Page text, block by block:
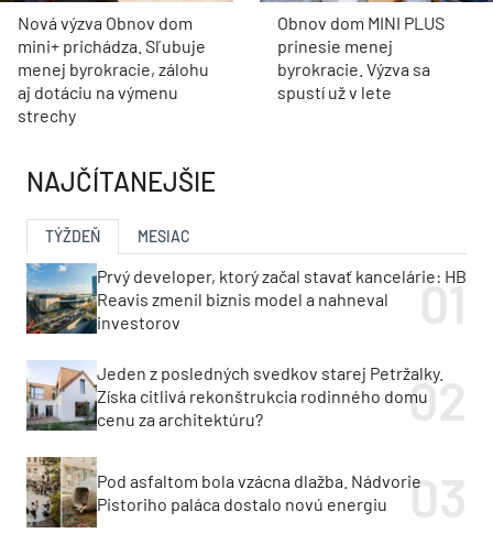
Nová výzva Obnov dom
mini+ prichádza. Sľubuje
menej byrokracie, zálohu
aj dotáciu na výmenu
strechy
Obnov dom MINI PLUS
prinesie menej
byrokracie. Výzva sa
spustí už v lete
NAJČÍTANEJŠIE
TÝŽDEŇ MESIAC
Prvý developer, ktorý začal stavať kancelárie: HB
Reavis zmenil biznis model a nahneval
investorov
Jeden z posledných svedkov starej Petržalky.
Získa citlivá rekonštrukcia rodinného domu
cenu za architektúru?
Pod asfaltom bola vzácna dlažba. Nádvorie
Pistoriho paláca dostalo novú energiu